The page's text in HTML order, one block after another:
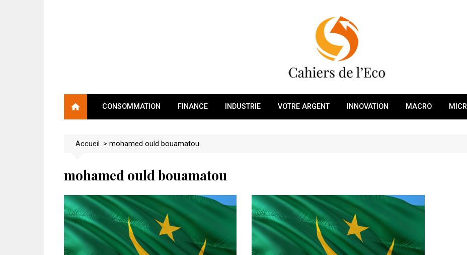
CONSOMMATION FINANCE INDUSTRIE VOTRE ARGENT INNOVATION MACRO
Accueil >mohamed ould bouamatou
mohamed ould bouamatou